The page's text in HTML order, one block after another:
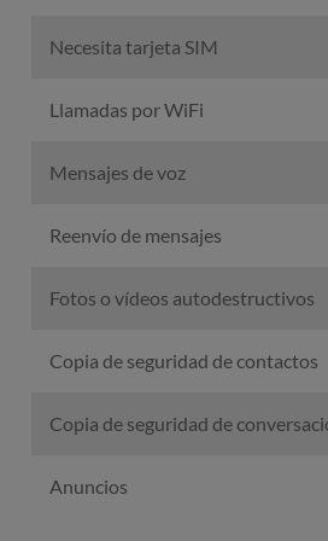
Necesita tarjeta SIM
Llamadas por WiFi
Mensajes de voz
Reenvío de mensajes
Fotos o vídeos autodestructivos
Copia de seguridad de contactos
Copia de seguridad de
Anuncios